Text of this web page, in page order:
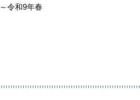
令和9年春